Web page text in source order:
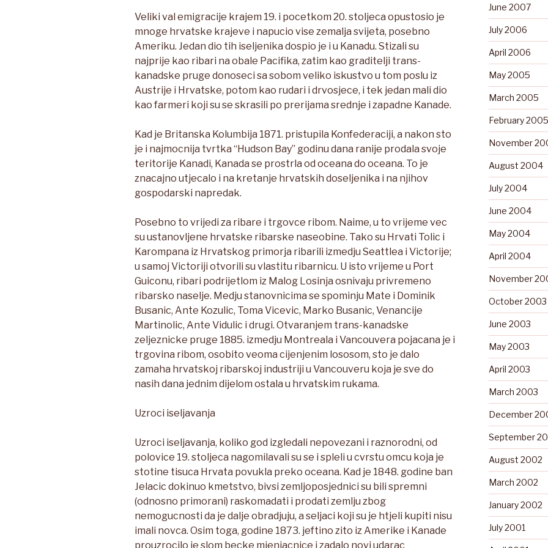
Veliki val emigracije krajem 19. i pocetkom 20. stoljeca opustosio je
mnoge hrvatske krajeve i napucio vise zemalja svijeta, posebno
Ameriku. Jedan dio tih iseljenika dospio je i u Kanadu. Stizali su
najprije kao ribari na obale Pacifika, zatim kao graditelji trans-
kanadske pruge donoseci sa sobom veliko iskustvo u tom poslu iz
Austrije i Hrvatske, potom kao rudari i drvosjece, i tek jedan mali dio
kao farmeri koji su se skrasili po prerijama srednje i zapadne Kanade.
Kad je Britanska Kolumbija 1871. pristupila Konfederaciji, a nakon sto
je i najmocnija tvrtka “Hudson Bay” godinu dana ranije prodala svoje
teritorije Kanadi, Kanada se prostrla od oceana do oceana. To je
znacajno utjecalo i na kretanje hrvatskih doseljenika i na njihov
gospodarski napredak.
Posebno to vrijedi za ribare i trgovce ribom. Naime, u to vrijeme vec
su ustanovljene hrvatske ribarske naseobine. Tako su Hrvati Tolic i
Karompana iz Hrvatskog primorja ribarili izmedju Seattlea i Victorije;
u samoj Victoriji otvorili su vlastitu ribarnicu. U isto vrijeme u Port
Guiconu, ribari podrijetlom iz Malog Losinja osnivaju privremeno
ribarsko naselje. Medju stanovnicima se spominju Mate i Dominik
Busanic, Ante Kozulic, Toma Vicevic, Marko Busanic, Venancije
Martinolic, Ante Vidulic i drugi. Otvaranjem trans-kanadske
zeljeznicke pruge 1885. izmedju Montreala i Vancouvera pojacana je i
trgovina ribom, osobito veoma cijenjenim lososom, sto je dalo
zamaha hrvatskoj ribarskoj industriji u Vancouveru koja je sve do
nasih dana jednim dijelom ostala u hrvatskim rukama.
Uzroci iseljavanja
Uzroci iseljavanja, koliko god izgledali nepovezani i raznorodni, od
polovice 19. stoljeca nagomilavali su se i spleli u cvrstu omcu koja je
stotine tisuca Hrvata povukla preko oceana. Kad je 1848. godine ban
Jelacic dokinuo kmetstvo, bivsi zemljoposjednici su bili spremni
(odnosno primorani) raskomadati i prodati zemlju zbog
nemogucnosti da je dalje obradjuju, a seljaci koji su je htjeli kupiti nisu
imali novca. Osim toga, godine 1873. jeftino zito iz Amerike i Kanade
prouzrocilo je slom becke mjenjacnice i zadalo novi udarac
June 2007
July 2006
April 2006
May 2005
March 2005
February 2005
November
August 2004
July 2004
June 2004
May 2004
April 2004
November
October 2003
June 2003
May 2003
April 2003
March 2003
December
September
August 2002
March 2002
January 2002
July 2001